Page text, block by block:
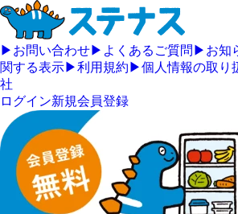
▶ お問い合わせ▶ よくあるご質問 ▶ お知
関する表示▶利用規約 ▶個人情報の取り
社
ログイン新規会員登録